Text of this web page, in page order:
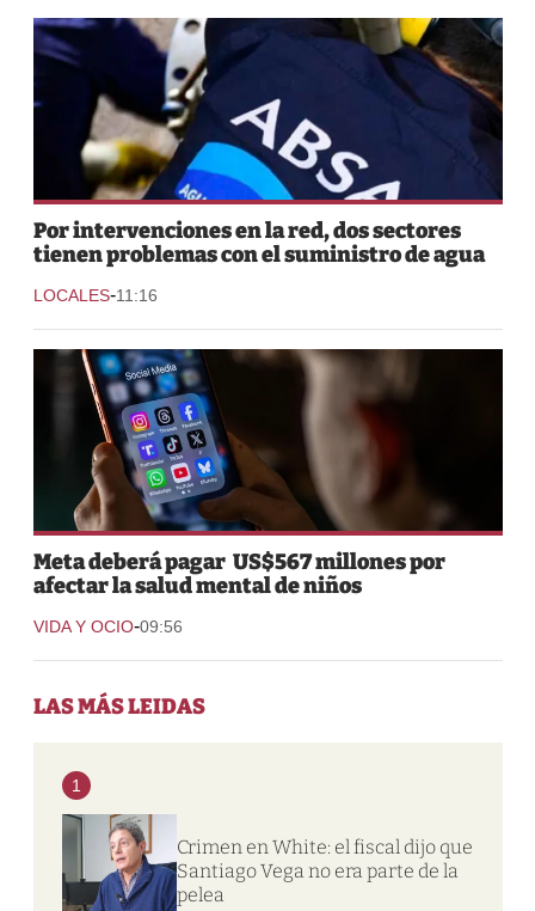
Por intervenciones en la red, dos sectores
tienen problemas con el suministro de agua
LOCALES-11:16
Meta deberá pagar US$567 millones por
afectar la salud mental de niños
VIDA Y OCIO-09:56
LAS MÁS LEIDAS
1
Crimen en White: el fiscal dijo que
Santiago Vega no era parte de la
pelea